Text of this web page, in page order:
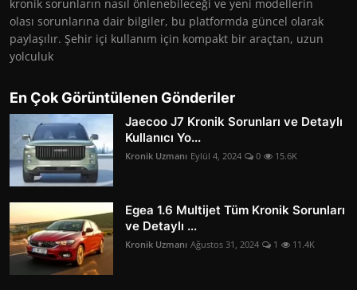
kronik sorunların nasıl önlenebileceği ve yeni modellerin
olası sorunlarına dair bilgiler, bu platformda güncel olarak
paylaşılır. Şehir içi kullanım için kompakt bir araçtan, uzun
yolculuk
En Çok Görüntülenen Gönderiler
Jaecoo J7 Kronik Sorunları ve Detaylı
Kullanıcı Yo...
Kronik Uzmanı Eylül 4, 2024 0 15.6K
Egea 1.6 Multijet Tüm Kronik Sorunları
ve Detaylı ...
Kronik Uzmanı Ağustos 31, 2024 1 11.4K